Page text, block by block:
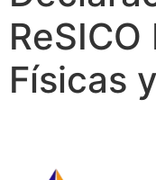
Físicas